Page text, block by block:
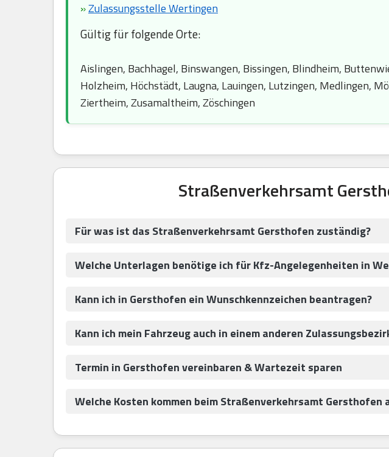
»Zulassungsstelle Wertingen
Gültig für folgende Orte:
Aislingen, Bachhagel, Binswangen, Bissingen, Blindheim,
Holzheim, Höchstädt, Laugna, Lauingen, Lutzingen, Medlingen,
Ziertheim, Zusamaltheim, Zöschingen
Straßenverkehrsamt
Für was ist das Straßenverkehrsamt Gersthofen zuständig?
Welche Unterlagen benötige ich für Kfz-Angelegenheiten in
Kann ich in Gersthofen ein Wunschkennzeichen beantragen?
Kann ich mein Fahrzeug auch in einem anderen
Termin in Gersthofen vereinbaren & Wartezeit sparen
Welche Kosten kommen beim Straßenverkehrsamt Gersthofen